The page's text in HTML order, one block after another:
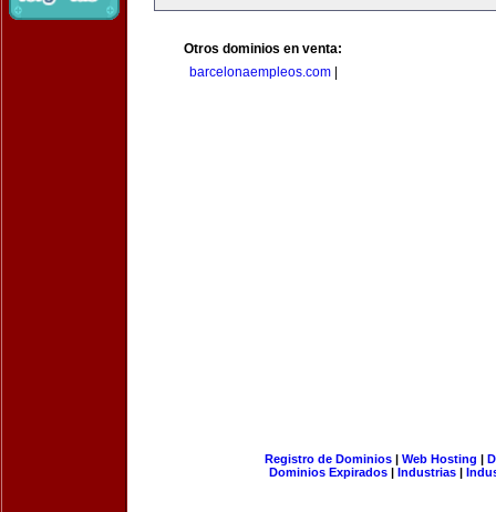
Otros dominios en venta:
barcelonaempleos.com|
Registro de Dominios| Web Hosting |
Dominios Expirados | Industrias |